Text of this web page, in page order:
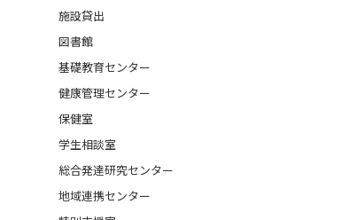
施設貸出
図書館
基礎教育センター
健康管理センター
保健室
学生相談室
総合発達研究センター
地域連携センター